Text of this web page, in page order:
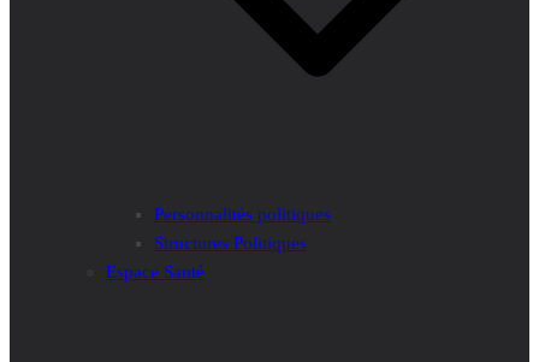
Personnalités politiques
Structures Politiques
Espace Santé